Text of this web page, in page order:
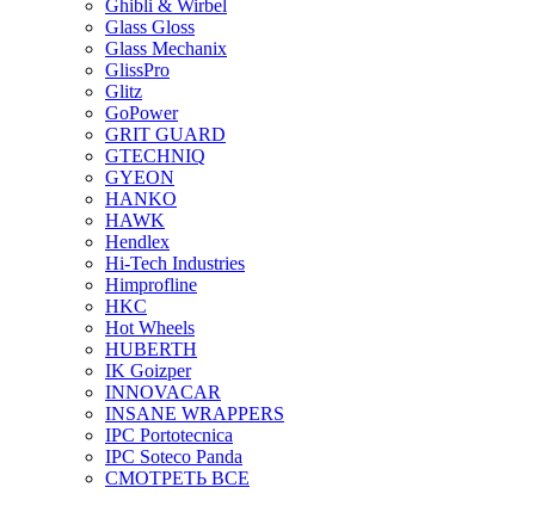
Ghibli & Wirbel
Glass Gloss
Glass Mechanix
GlissPro
Glitz
GoPower
GRIT GUARD
GTECHNIQ
GYEON
HANKO
HAWK
Hendlex
Hi-Tech Industries
Himprofline
HKC
Hot Wheels
HUBERTH
IK Goizper
INNOVACAR
INSANE WRAPPERS
IPC Portotecnica
IPC Soteco Panda
СМОТРЕТЬ ВСЕ